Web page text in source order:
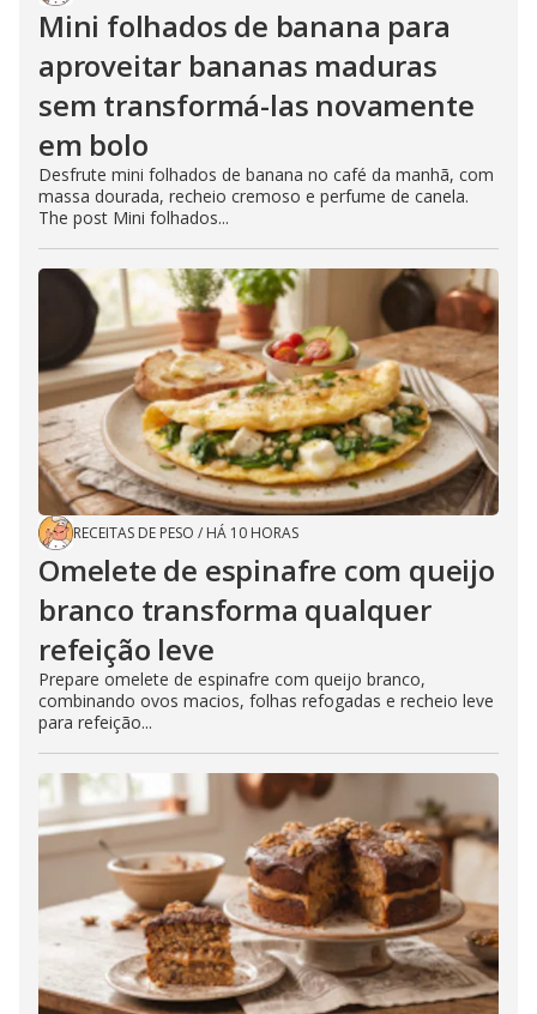
Mini folhados de banana para
aproveitar bananas maduras
sem transformá-las novamente
em bolo
Desfrute mini folhados de banana no café da manhã, com
massa dourada, recheio cremoso e perfume de canela.
The post Mini folhados...
RECEITAS DE PESO / HÁ 10 HORAS
Omelete de espinafre com queijo
branco transforma qualquer
refeição leve
Prepare omelete de espinafre com queijo branco,
combinando ovos macios, folhas refogadas e recheio leve
para refeição...